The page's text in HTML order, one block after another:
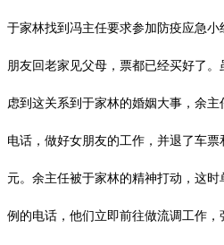
于家林找到冯主任要求参加防疫应急
朋友回老家见父母，票都已经买好了
虑到这关系到于家林的婚姻大事，余
电话，做好女朋友的工作，并退了车
元。余主任被于家林的精神打动，这
例的电话，他们立即前往做流调工作，